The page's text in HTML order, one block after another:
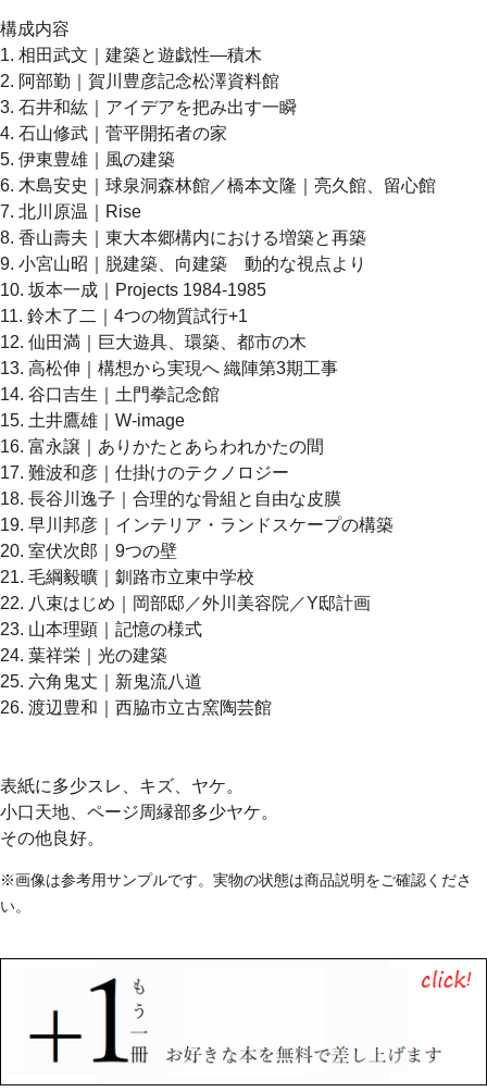
構成内容
1. 相田武文｜建築と遊戯性―積木
2. 阿部勤｜賀川豊彦記念松澤資料館
3. 石井和紘｜アイデアを把み出す一瞬
4. 石山修武｜菅平開拓者の家
5. 伊東豊雄｜風の建築
6. 木島安史｜球泉洞森林館／橋本文隆｜亮久館、留心館
7. 北川原温｜Rise
8. 香山壽夫｜東大本郷構内における増築と再築
9. 小宮山昭｜脱建築、向建築 動的な視点より
10. 坂本一成｜Projects 1984-1985
11. 鈴木了二｜4つの物質試行+1
12. 仙田満｜巨大遊具、環築、都市の木
13. 高松伸｜構想から実現へ 織陣第3期工事
14. 谷口吉生｜土門拳記念館
15. 土井鷹雄｜W-image
16. 富永譲｜ありかたとあらわれかたの間
17. 難波和彦｜仕掛けのテクノロジー
18. 長谷川逸子｜合理的な骨組と自由な皮膜
19. 早川邦彦｜インテリア・ランドスケープの構築
20. 室伏次郎｜9つの壁
21. 毛綱毅曠｜釧路市立東中学校
22. 八束はじめ｜岡部邸／外川美容院／Y邸計画
23. 山本理顕｜記憶の様式
24. 葉祥栄｜光の建築
25. 六角鬼丈｜新鬼流八道
26. 渡辺豊和｜西脇市立古窯陶芸館
表紙に多少スレ、キズ、ヤケ。
小口天地、ページ周縁部多少ヤケ。
その他良好。
※画像は参考用サンプルです。実物の状態は商品説明をご確認くださ
い。